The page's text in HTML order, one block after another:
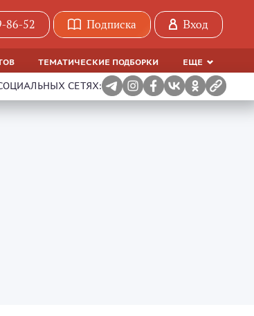
86-52 Подписка Вход
ТЕМАТИЧЕСКИЕ ПОДБОРКИ ЕЩЕ
СЕТЯХ: